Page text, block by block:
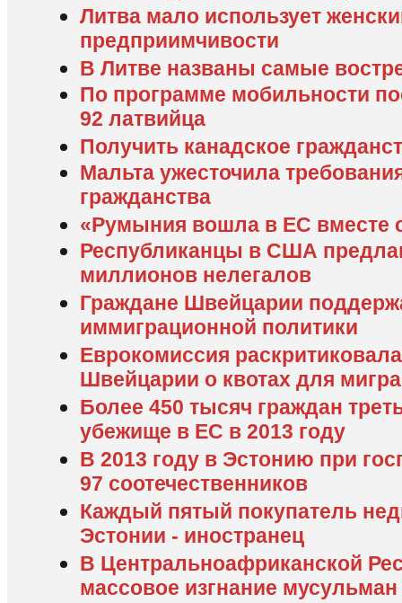
Литва мало использует
предприимчивости
В Литве названы самые
По программе мобильности
92 латвийца
Получить канадское
Мальта ужесточила
гражданства
«Румыния вошла в ЕС вместе
Республиканцы в США
миллионов нелегалов
Граждане Швейцарии
иммиграционной политики
Еврокомиссия
Швейцарии о квотах для
Более 450 тысяч граждан
убежище в ЕС в 2013 году
В 2013 году в Эстонию при
97 соотечественников
Каждый пятый покупатель
Эстонии - иностранец
В Центральноафриканской
массовое изгнание мусульман